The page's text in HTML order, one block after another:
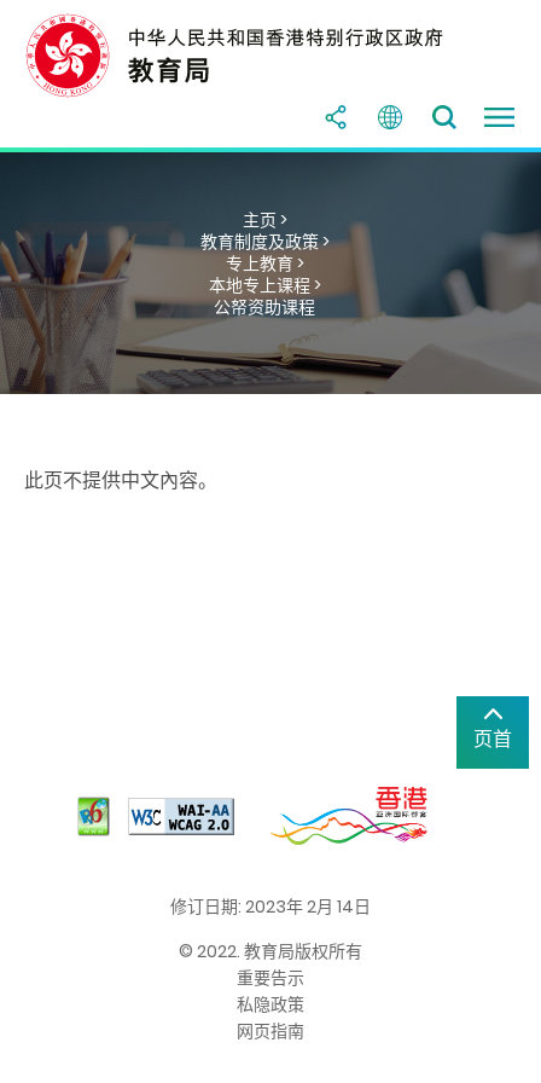
主页 >
教育制度及政策 >
专上教育 >
本地专上课程 >
公帑资助课程
此页不提供中文內容。
页首
修订日期: 2023年 2月 14日
© 2022. 教育局版权所有
重要告示
私隐政策
网页指南